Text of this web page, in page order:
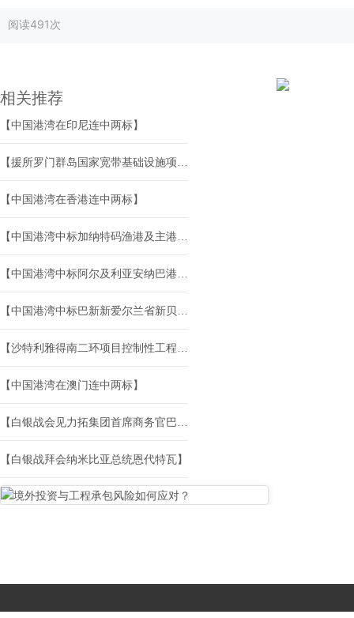
阅读491次
相关推荐
【中国港湾在印尼连中两标】
【中国港湾在香港连中两标】
【中国港湾在澳门连中两标】
【白银战拜会纳米比亚总统恩代特瓦】